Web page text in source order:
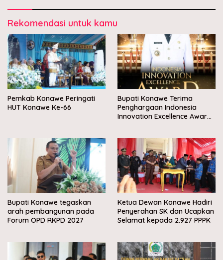
Rekomendasi untuk kamu
Pemkab Konawe Peringati
HUT Konawe Ke-66
Bupati Konawe Terima
Penghargaan Indonesia
Innovation Excellence Award
Bupati Konawe tegaskan
arah pembangunan pada
Forum OPD RKPD 2027
Ketua Dewan Konawe Hadiri
Penyerahan SK dan Ucapkan
Selamat kepada 2.927 PPPK